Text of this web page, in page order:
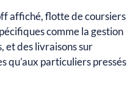
affiché, flotte de coursiers
comme la gestion
et des livraisons sur
qu’aux particuliers pressés